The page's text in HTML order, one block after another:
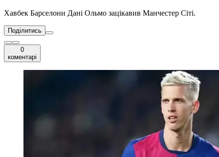
Хавбек Барселони Дані Ольмо зацікавив Манчестер Сіті.
Поділитись
0
коментарі